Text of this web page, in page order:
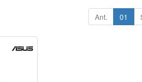
Ant. 01